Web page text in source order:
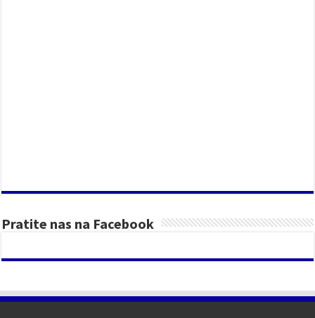
Pratite nas na Facebook